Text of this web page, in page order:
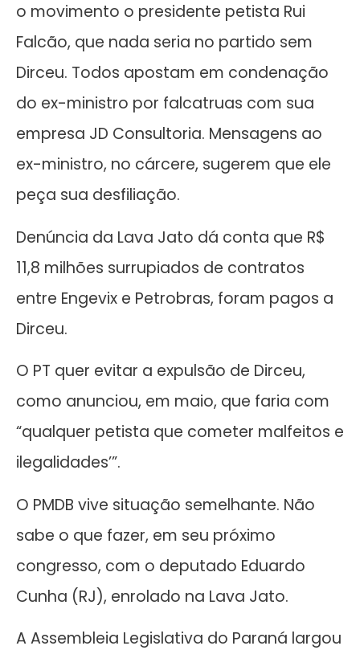
o movimento o presidente petista Rui
Falcão, que nada seria no partido sem
Dirceu. Todos apostam em condenação
do ex-ministro por falcatruas com sua
empresa JD Consultoria. Mensagens ao
ex-ministro, no cárcere, sugerem que ele
peça sua desfiliação.
Denúncia da Lava Jato dá conta que R$
11,8 milhões surrupiados de contratos
entre Engevix e Petrobras, foram pagos a
Dirceu.
O PT quer evitar a expulsão de Dirceu,
como anunciou, em maio, que faria com
“qualquer petista que cometer malfeitos e
ilegalidades’”.
O PMDB vive situação semelhante. Não
sabe o que fazer, em seu próximo
congresso, com o deputado Eduardo
Cunha (RJ), enrolado na Lava Jato.
A Assembleia Legislativa do Paraná largou